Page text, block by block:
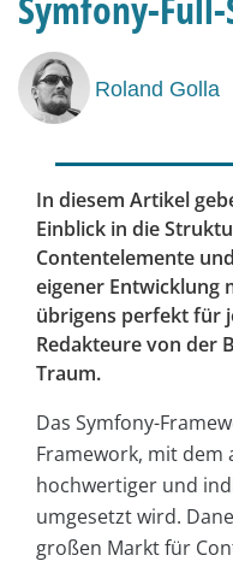
Roland Golla
In diesem Artikel
Einblick in die
Contentelemente
eigener Entwicklung
übrigens perfekt für
Redakteure von der
Traum.
Das Symfony-
Framework, mit dem
hochwertiger und
umgesetzt wird.
großen Markt für